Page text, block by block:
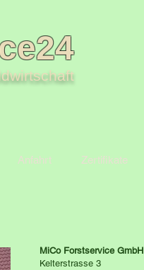
Anfahrt Zertifikate
MiCo Forstservice GmbH
Kelterstrasse 3